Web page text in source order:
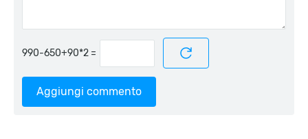
=
Aggiungi commento